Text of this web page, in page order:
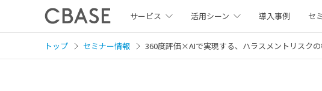
サービス 活用シーン 導入事例 セ
トップ セミナー情報 360度評価×AIで実現する、ハラスメントリスク